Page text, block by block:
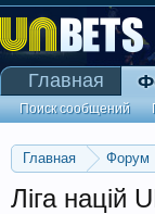
Главная Форум
Прогнозы на
Ліга націй
Главная
Поиск сообщений